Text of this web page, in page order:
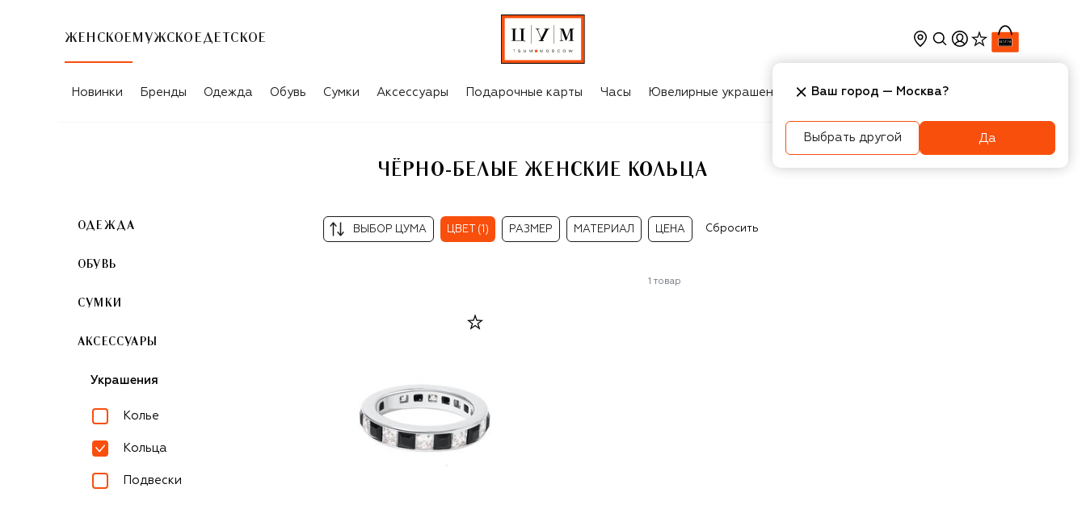
ЖЕНСКОЕ МУЖСКОЕ ДЕТСКОЕ
ЧЁРНО-БЕЛЫЕ ЖЕНСКИЕ КОЛЬЦА
Новинки Бренды Одежда Обувь Сумки Аксессуары Подарочные карты Часы Ювелирные украшения Косметика Интерьер
ЧЁРНО-БЕЛЫЕ ЖЕНСКИЕ КОЛЬЦА
ОДЕЖДА
ОБУВЬ
СУМКИ
АКСЕССУАРЫ
Украшения
Колье
Кольца
Подвески
ВЫБОР ЦУМА ЦВЕТ (1) РАЗМЕР МАТЕРИАЛ ЦЕНА Сбросить
1 товар
Ваш город — Москва?
Выбрать другой Да